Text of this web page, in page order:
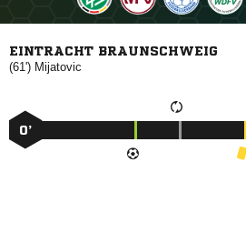
EINTRACHT BRAUNSCHWEIG
(61') 
0’